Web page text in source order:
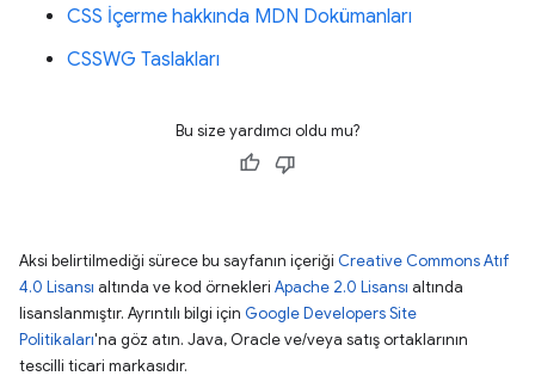
CSS İçerme hakkında MDN Dokümanları
CSSWG Taslakları
Bu size yardımcı oldu mu?
Aksi belirtilmediği sürece bu sayfanın içeriği Creative Commons Atıf
4.0 Lisansı altında ve kod örnekleri Apache 2.0 Lisansı altında
lisanslanmıştır. Ayrıntılı bilgi için Google Developers Site
Politikaları'na göz atın. Java, Oracle ve/veya satış ortaklarının
tescilli ticari markasıdır.